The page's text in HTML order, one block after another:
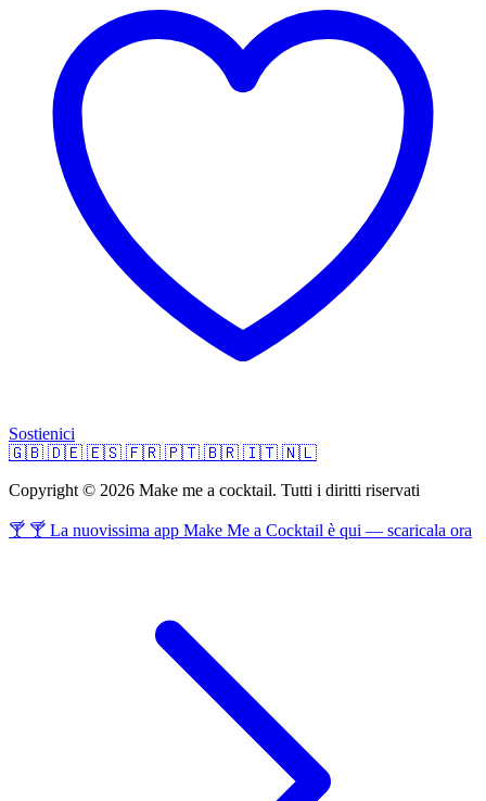
Sostienici
🇬🇧 🇩🇪 🇪🇸 🇫🇷 🇵🇹 🇧🇷 🇮🇹 🇳🇱
Copyright © 2026 Make me a cocktail. Tutti i diritti riservati
🍸 🍸 La nuovissima app Make Me a Cocktail è qui — scaricala ora